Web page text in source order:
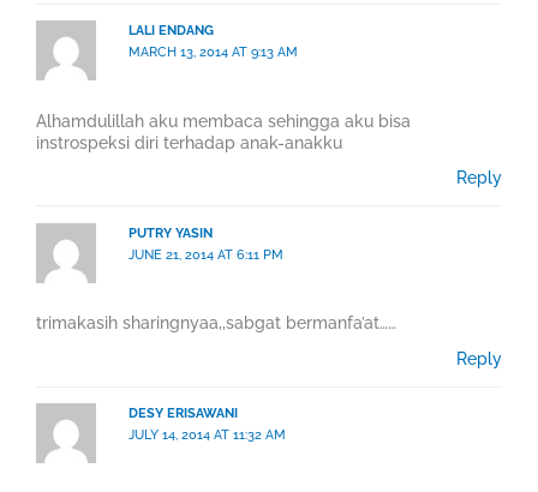
LALI ENDANG
MARCH 13, 2014 AT 9:13 AM
Alhamdulillah aku membaca sehingga aku bisa
instrospeksi diri terhadap anak-anakku
Reply
PUTRY YASIN
JUNE 21, 2014 AT 6:11 PM
trimakasih sharingnyaa,,sabgat bermanfa’at……
Reply
DESY ERISAWANI
JULY 14, 2014 AT 11:32 AM